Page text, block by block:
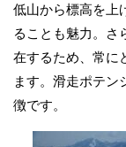
低山から標高を上
ることも魅力。さ
在するため、常に
ます。滑走ポテン
徴です。